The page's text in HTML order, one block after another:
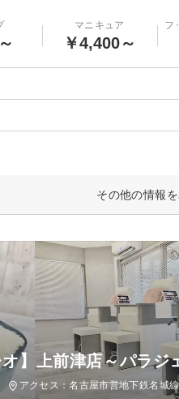
マニキュア
￥4,400～
フ
その他の情報
】上前津店～パラジ
アクセス：名古屋市営地下鉄名城